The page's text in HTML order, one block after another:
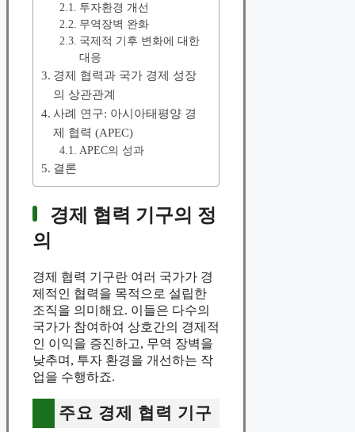
투자환경 개선
무역장벽 완화
국제적 기후 변화에 대한
대응
경제 협력과 국가 경제 성장
의 상관관계
사례 연구: 아시아태평양 경
제 협력 (APEC)
APEC의 성과
결론
경제 협력 기구의 정
의
경제 협력 기구란 여러 국가가 경
제적인 협력을 목적으로 설립한
조직을 의미해요. 이들은 다수의
국가가 참여하여 상호간의 경제적
인 이익을 증진하고, 무역 장벽을
낮추며, 투자 환경을 개선하는 작
업을 수행하죠.
주요 경제 협력 기구